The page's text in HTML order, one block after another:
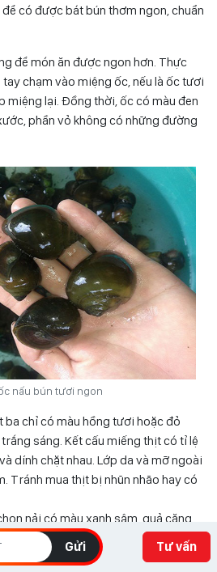
có được bát bún thơm ngon, chuẩn
để món ăn được ngon hơn. Thực
chạm vào miệng ốc, nếu là ốc tươi
miệng lại. Đồng thời, ốc có màu đen
phần vỏ không có những đường
nấu bún tươi ngon
ba chỉ có màu hồng tươi hoặc đỏ
sáng. Kết cấu miếng thịt có tỉ lệ
dính chặt nhau. Lớp da và mỡ ngoài
Tránh mua thịt bị nhũn nhão hay có
nải có màu xanh sậm, quả căng
cong đều, cầm thấy nặng, chắc tay.
đốm đã chuyển sang vàng nhẹ
Gửi Tư vấn